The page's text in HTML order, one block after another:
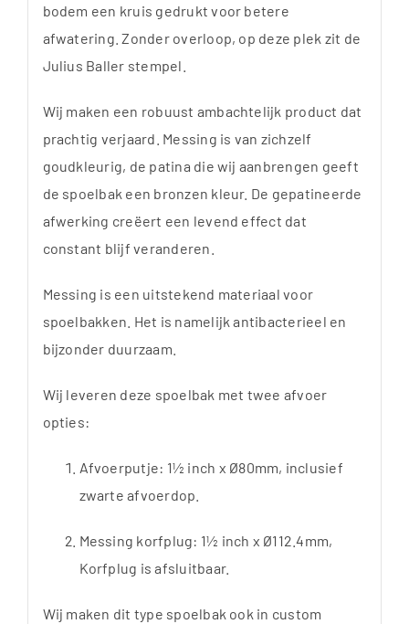
bodem een kruis gedrukt voor betere
afwatering. Zonder overloop, op deze plek zit de
Julius Baller stempel.
Wij maken een robuust ambachtelijk product dat
prachtig verjaard. Messing is van zichzelf
goudkleurig, de patina die wij aanbrengen geeft
de spoelbak een bronzen kleur. De gepatineerde
afwerking creëert een levend effect dat
constant blijf veranderen.
Messing is een uitstekend materiaal voor
spoelbakken. Het is namelijk antibacterieel en
bijzonder duurzaam.
Wij leveren deze spoelbak met twee afvoer
opties:
Afvoerputje: 1½ inch x Ø80mm, inclusief
zwarte afvoerdop.
Messing korfplug: 1½ inch x Ø112.4mm,
Korfplug is afsluitbaar.
Wij maken dit type spoelbak ook in custom